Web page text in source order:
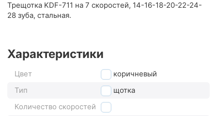
Трещотка KDF-711 на 7 скоростей, 14-16-18-20-22-24-
28 зуба, стальная.
Характеристики
Цвет
коричневый
Тип
трещотка
Количество скоростей 7